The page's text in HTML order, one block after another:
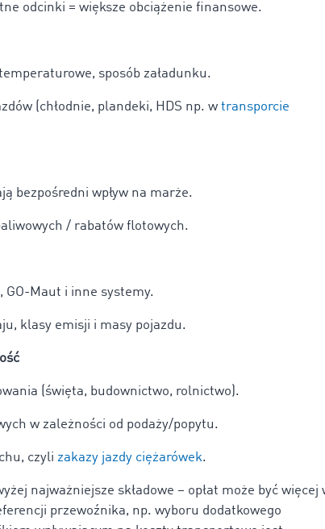
odcinki = większe obciążenie finansowe.
sposób załadunku.
(chłodnie, plandeki, HDS np. w transporcie
bezpośredni wpływ na marże.
/ rabatów flotowych.
GO-Maut i inne systemy.
klasy emisji i masy pojazdu.
(święta, budownictwo, rolnictwo).
w zależności od podaży/popytu.
czyli zakazy jazdy ciężarówek.
najważniejsze składowe – opłat może być więcej
przewoźnika, np. wyboru dodatkowego